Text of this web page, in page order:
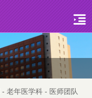
- 老年医学科 - 医师团队